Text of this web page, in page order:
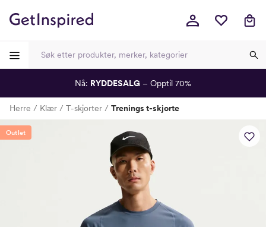
Lagt i kurven, utmerket valg!
Herre Klær T-skjorter Trenings t-skjorte
Outlet
Nå: RYDDESALG – Opptil 70%
-
-
-
-